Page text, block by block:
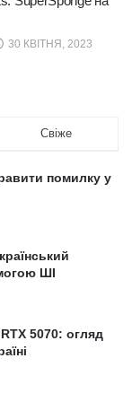
30 КВІТНЯ, 2023
Свіже
помилку у
ШІ
5070: огляд